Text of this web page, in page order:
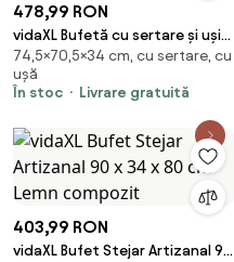
478,99 RON
vidaXL Bufetă cu sertare și uși
Stejar Sonoma 70,5x34x74,5
cm
74,5×70,5×34 cm, cu sertare, cu
ușă
În stoc
Livrare gratuită
403,99 RON
vidaXL Bufet Stejar Artizanal 90